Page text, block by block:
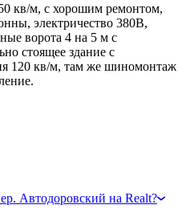
кв/м, с хорошим ремонтом,
электричество 380В,
ворота 4 на 5 м с
стоящее здание с
120 кв/м, там же шиномонтаж
Автодоровский на Realt?